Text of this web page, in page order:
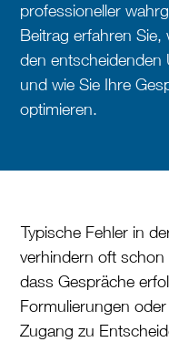
professioneller
Beitrag erfahren Sie,
den entscheidenden
und wie Sie Ihre
optimieren.
Typische Fehler in
verhindern oft
dass Gespräche
Formulierungen
Zugang zu